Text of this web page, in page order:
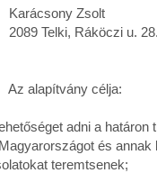
Zsolt
Telki, Ráköczi u. 28.
alapítvány célja:
adni a határon
és
teremtsenek;